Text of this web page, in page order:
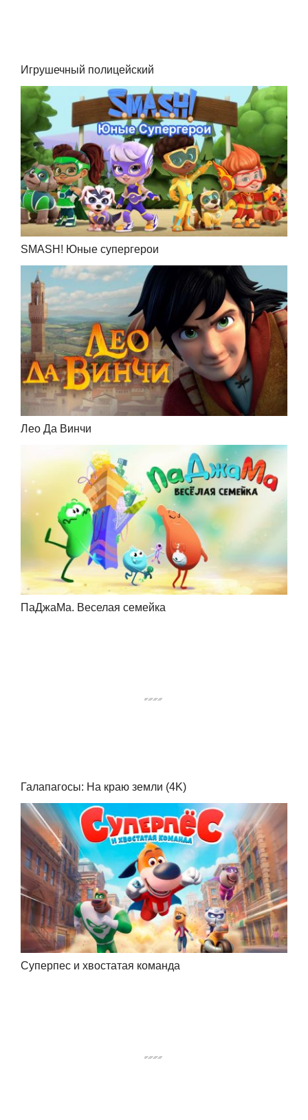
Игрушечный полицейский
SMASH! Юные супергерои
Лео Да Винчи
ПаДжаМа. Веселая семейка
Галапагосы: На краю земли (4K)
Суперпес и хвостатая команда